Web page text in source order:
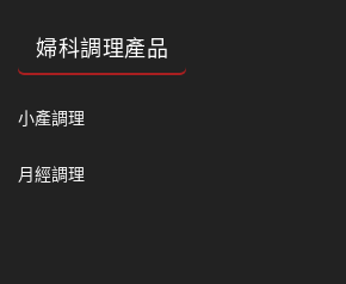
婦科調理產品
小產調理
月經調理